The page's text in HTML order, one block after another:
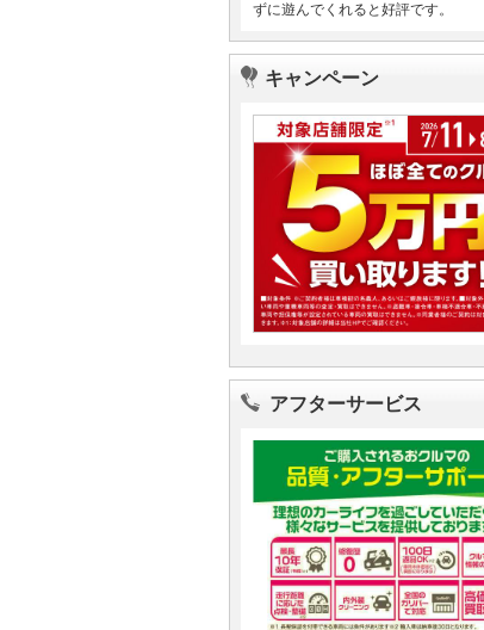
ずに遊んでくれると好評です。
キャンペーン
アフターサービス